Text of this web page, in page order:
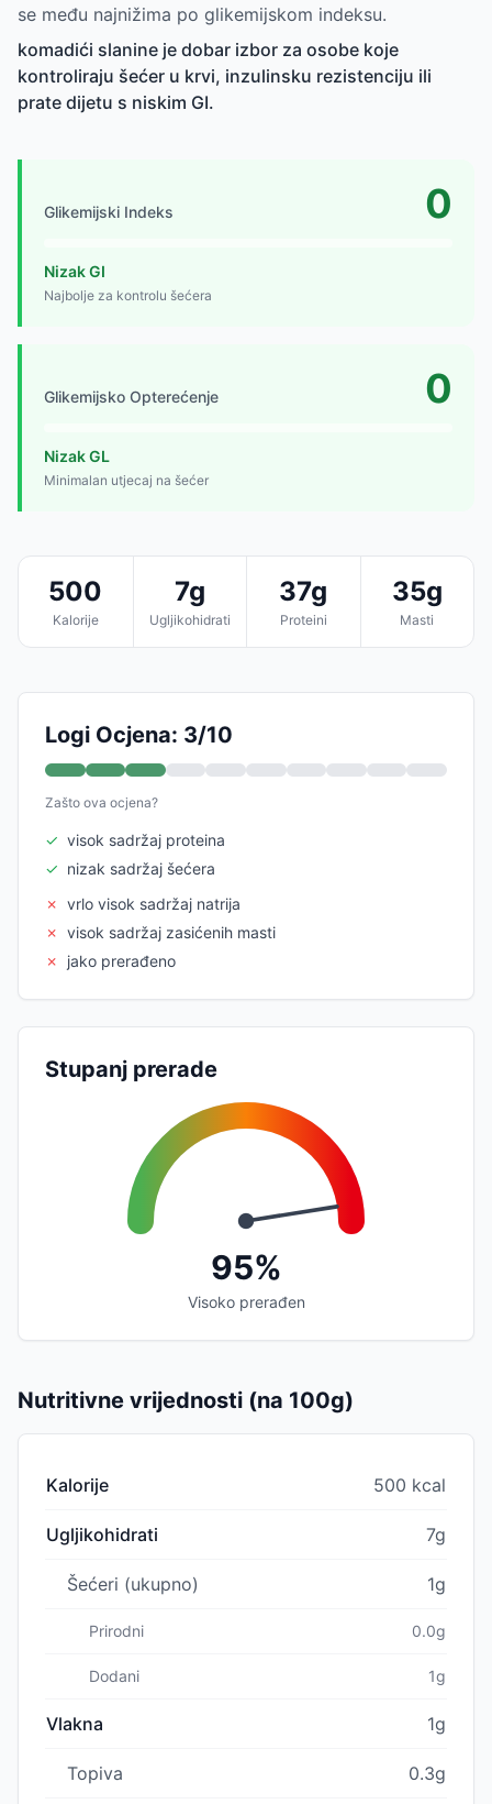
se među najnižima po glikemijskom indeksu.
komadići slanine je dobar izbor za osobe koje
kontroliraju šećer u krvi, inzulinsku rezistenciju ili
prate dijetu s niskim GI.
Glikemijski Indeks 0
Nizak GI
Najbolje za kontrolu šećera
Glikemijsko Opterećenje 0
Nizak GL
Minimalan utjecaj na šećer
500
Kalorije
7g
Ugljikohidrati
37g
Proteini
35g
Masti
Logi Ocjena: 3/10
Zašto ova ocjena?
✓ visok sadržaj proteina
✓ nizak sadržaj šećera
✗ vrlo visok sadržaj natrija
✗ visok sadržaj zasićenih masti
✗
jako prerađeno
Stupanj prerade
95%
Visoko prerađen
Nutritivne vrijednosti (na 100g)
Kalorije 500 kcal
Ugljikohidrati 7g
Šećeri (ukupno) 1g
Prirodni 0.0g
Dodani 1g
Vlakna 1g
Topiva 0.3g